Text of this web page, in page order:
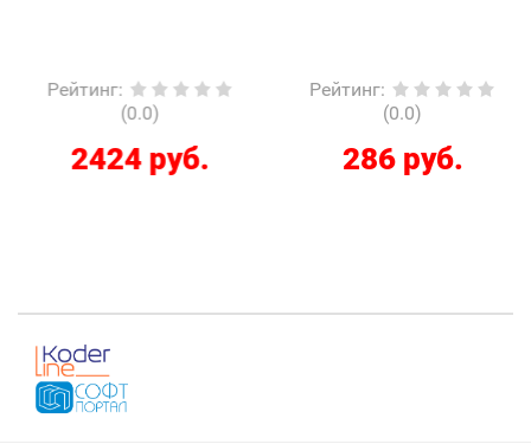
Рейтинг:
(0.0)
2424 руб.
Рейтинг:
(0.0)
286 руб.